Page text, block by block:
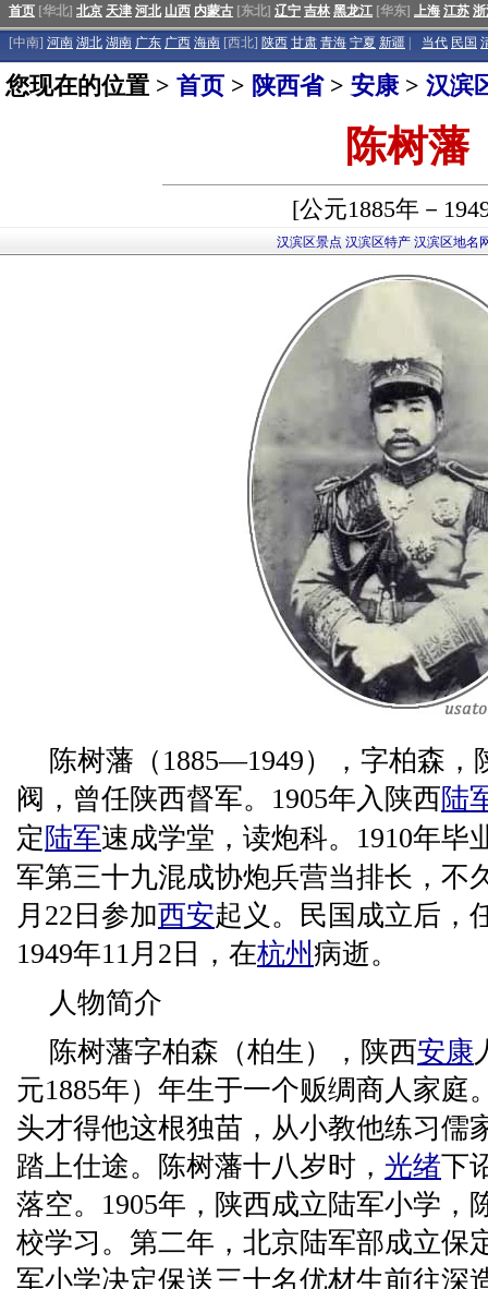
首页 [华北] 北京 天津 河北 山西 内蒙古 [东北] 辽宁 吉林 黑龙江 [华东] 上海 江苏
[中南] 河南 湖北 湖南 广东 广西 海南 [西北] 陕西 甘肃 青海 宁夏 新疆 当代 民国
您现在的位置 > 首页 > 陕西省> 安康> 汉滨
陈树藩
[公元1885年－
汉滨区景点 汉滨区特产 汉滨区地名
陈树藩（1885—1949），字柏森，
阀，曾任陕西督军。1905年入陕西陆
定 陆军速成学堂，读炮科。1910年毕
军第三十九混成协炮兵营当排长，不
月22日参加西安起义。民国成立后，
1949年11月2日，在杭州 病逝。
人物简介
陈树藩字柏森（柏生），陕西安康
元1885年）年生于一个贩绸商人家庭
头才得他这根独苗，从小教他练习儒
踏上仕途。陈树藩十八岁时， 光绪下
落空。1905年，陕西成立陆军小学，
校学习。第二年，北京陆军部成立保
军小学决定保送三十名优材生前往深